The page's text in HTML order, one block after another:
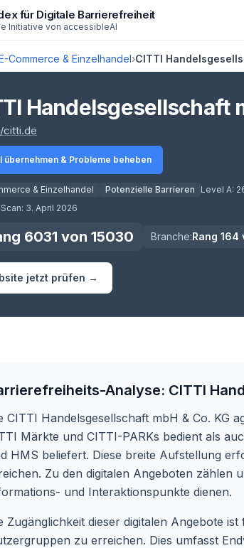
für Digitale Barrierefreiheit
Initiative von accessibleAI
Commerce & Einzelhandel›CITTI
Handelsgesellschaft
citti.de
übernehmen & Probleme beheben
& Einzelhandel Potenzielle Barrieren Level A:
3. April 2026
6031 von 15030 Branche:Rang 164
jetzt prüfen →
Analyse: CITTI
CITTI Handelsgesellschaft mbH & Co. KG
Märkte und CITTI-PARKs bedient als
HMS beliefert. Diese breite Aufstellung
Zu den digitalen Angeboten zählen
und Interaktionspunkte dienen.
Zugänglichkeit dieser digitalen Angebote
zu erreichen. Dies umfasst